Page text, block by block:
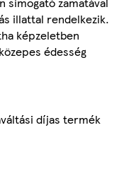
illattal rendelkezik.
képzeletben
édesség
díjas termék